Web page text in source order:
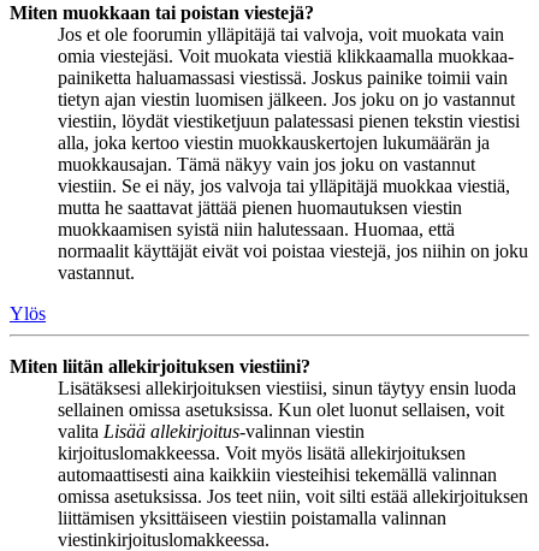
Miten muokkaan tai poistan viestejä?
Jos et ole foorumin ylläpitäjä tai valvoja, voit muokata vain
omia viestejäsi. Voit muokata viestiä klikkaamalla muokkaa-
painiketta haluamassasi viestissä. Joskus painike toimii vain
tietyn ajan viestin luomisen jälkeen. Jos joku on jo vastannut
viestiin, löydät viestiketjuun palatessasi pienen tekstin viestisi
alla, joka kertoo viestin muokkauskertojen lukumäärän ja
muokkausajan. Tämä näkyy vain jos joku on vastannut
viestiin. Se ei näy, jos valvoja tai ylläpitäjä muokkaa viestiä,
mutta he saattavat jättää pienen huomautuksen viestin
muokkaamisen syistä niin halutessaan. Huomaa, että
normaalit käyttäjät eivät voi poistaa viestejä, jos niihin on joku
vastannut.
Ylös
Miten liitän allekirjoituksen viestiini?
Lisätäksesi allekirjoituksen viestiisi, sinun täytyy ensin luoda
sellainen omissa asetuksissa. Kun olet luonut sellaisen, voit
valita Lisää allekirjoitus-valinnan viestin
kirjoituslomakkeessa. Voit myös lisätä allekirjoituksen
automaattisesti aina kaikkiin viesteihisi tekemällä valinnan
omissa asetuksissa. Jos teet niin, voit silti estää allekirjoituksen
liittämisen yksittäiseen viestiin poistamalla valinnan
viestinkirjoituslomakkeessa.